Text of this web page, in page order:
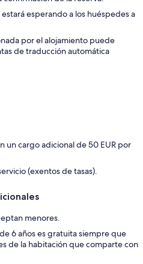
esperando a los huéspedes a
por el alojamiento puede
de traducción automática
un cargo adicional de 50 EUR por
(exentos de tasas).
menores.
6 años es gratuita siempre que
de la habitación que comparte con